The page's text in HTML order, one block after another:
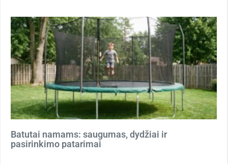
Batutai namams: saugumas, dydžiai ir
pasirinkimo patarimai